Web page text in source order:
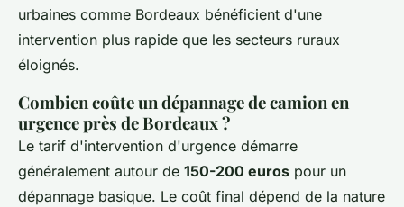
urbaines comme Bordeaux bénéficient d'une
intervention plus rapide que les secteurs ruraux
éloignés.
Combien coûte un dépannage de camion en
urgence près de Bordeaux ?
Le tarif d'intervention d'urgence démarre
généralement autour de 150-200 euros pour un
dépannage basique. Le coût final dépend de la nature